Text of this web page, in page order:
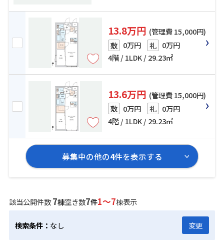
13.8万円 (管理費 15,000円)
敷 0万円 礼 0万円
4階 / 1LDK / 29.23㎡
13.6万円 (管理費 15,000円)
敷 0万円 礼 0万円
4階 / 1LDK / 29.23㎡
募集中の他の4件を表示する
該当公開件数7棟空き数7件1～7棟表示
検索条件： なし 変更